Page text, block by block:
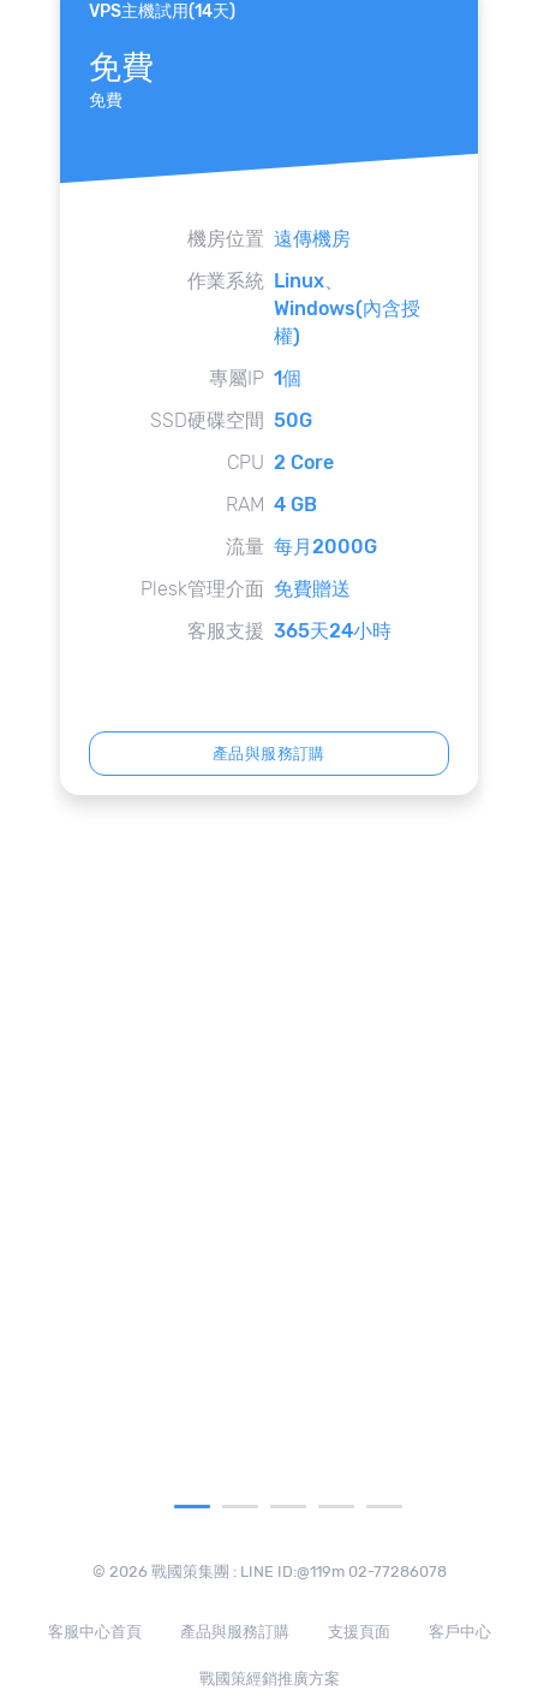
VPS主機試用(14天)
免費
免費
機房位置 遠傳機房
作業系統 Linux、
Windows(內含授
權)
專屬IP 1個
SSD硬碟空間 50G
CPU 2 Core
RAM 4 GB
流量 每月2000G
Plesk管理介面 免費贈送
客服支援 365天24小時
產品與服務訂購
© 2026 戰國策集團 : LINE ID:@119m 02-77286078
客服中心首頁 產品與服務訂購 支援頁面 客戶中心
戰國策經銷推廣方案